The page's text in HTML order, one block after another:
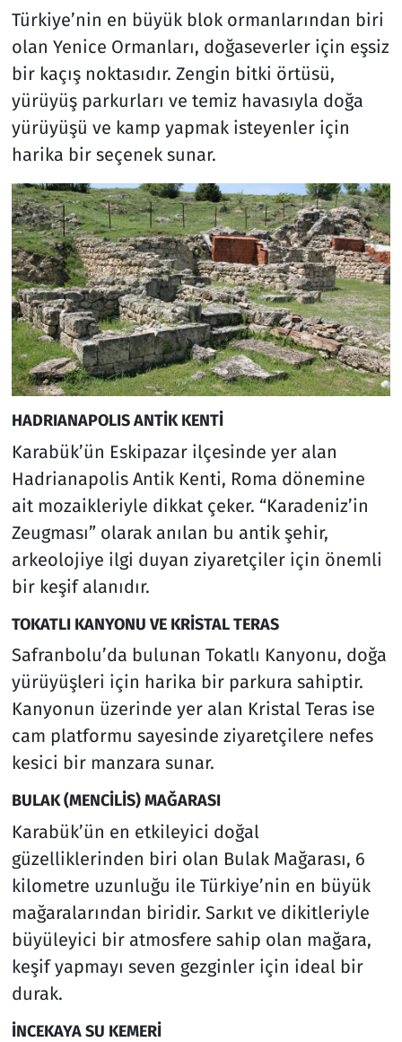
Türkiye’nin en büyük blok ormanlarından biri
olan Yenice Ormanları, doğaseverler için eşsiz
bir kaçış noktasıdır. Zengin bitki örtüsü,
yürüyüş parkurları ve temiz havasıyla doğa
yürüyüşü ve kamp yapmak isteyenler için
harika bir seçenek sunar.
HADRIANAPOLIS ANTİK KENTİ
Karabük’ün Eskipazar ilçesinde yer alan
Hadrianapolis Antik Kenti, Roma dönemine
ait mozaikleriyle dikkat çeker. “Karadeniz’in
Zeugması” olarak anılan bu antik şehir,
arkeolojiye ilgi duyan ziyaretçiler için önemli
bir keşif alanıdır.
TOKATLI KANYONU VE KRİSTAL TERAS
Safranbolu’da bulunan Tokatlı Kanyonu, doğa
yürüyüşleri için harika bir parkura sahiptir.
Kanyonun üzerinde yer alan Kristal Teras ise
cam platformu sayesinde ziyaretçilere nefes
kesici bir manzara sunar.
BULAK (MENCİLİS) MAĞARASI
Karabük’ün en etkileyici doğal
güzelliklerinden biri olan Bulak Mağarası, 6
kilometre uzunluğu ile Türkiye’nin en büyük
mağaralarından biridir. Sarkıt ve dikitleriyle
büyüleyici bir atmosfere sahip olan mağara,
keşif yapmayı seven gezginler için ideal bir
durak.
İNCEKAYA SU KEMERİ